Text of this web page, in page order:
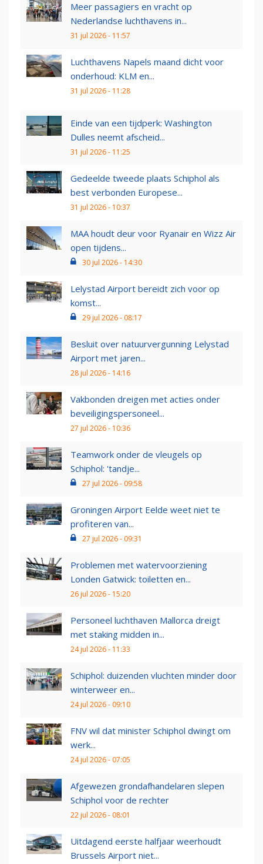
Meer passagiers en vracht op
Nederlandse luchthavens in...
31 jul 2026 - 11:57
Luchthavens Napels maand dicht voor
onderhoud: KLM en...
31 jul 2026 - 11:28
Einde van een tijdperk: Washington
Dulles neemt afscheid...
31 jul 2026 - 11:25
Gedeelde tweede plaats Schiphol als
best verbonden Europese...
31 jul 2026 - 10:37
MAA houdt deur voor Ryanair en Wizz Air
open tijdens...
30 jul 2026 - 14:30
Lelystad Airport bereidt zich voor op
komst...
29 jul 2026 - 08:17
Besluit over natuurvergunning Lelystad
Airport met jaren...
28 jul 2026 - 14:16
Vakbonden dreigen met acties onder
beveiligingspersoneel...
27 jul 2026 - 10:36
Teamwork onder de vleugels op
Schiphol: 'tandje...
27 jul 2026 - 09:58
Groningen Airport Eelde weet niet te
profiteren van...
27 jul 2026 - 09:31
Problemen met watervoorziening
Londen Gatwick: toiletten en...
26 jul 2026 - 15:20
Personeel luchthaven Mallorca dreigt
met staking midden in...
24 jul 2026 - 11:33
Schiphol: duizenden vluchten minder door
winterweer en...
24 jul 2026 - 09:10
FNV wil dat minister Schiphol dwingt om
werk...
24 jul 2026 - 07:05
Afgewezen grondafhandelaren slepen
Schiphol voor de rechter
22 jul 2026 - 08:01
Uitdagend eerste halfjaar weerhoudt
Brussels Airport niet...